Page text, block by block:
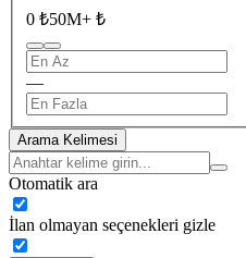
0 ₺50M+ ₺
—
Arama Kelimesi
Otomatik ara
İlan olmayan seçenekleri gizle